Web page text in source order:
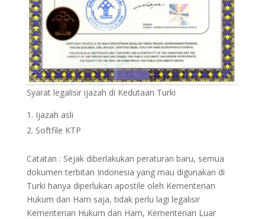
Syarat legalisir ijazah di Kedutaan Turki
Ijazah asli
Softfile KTP
Catatan : Sejak diberlakukan peraturan baru, semua
dokumen terbitan Indonesia yang mau digunakan di
Turki hanya diperlukan apostile oleh Kementerian
Hukum dan Ham saja, tidak perlu lagi legalisir
Kementerian Hukum dan Ham, Kementerian Luar